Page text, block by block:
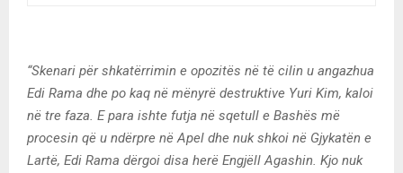
“Skenari për shkatërrimin e opozitës në të cilin u angazhua
Edi Rama dhe po kaq në mënyrë destruktive Yuri Kim, kaloi
në tre faza. E para ishte futja në sqetull e Bashës më
procesin që u ndërpre në Apel dhe nuk shkoi në Gjykatën e
Lartë, Edi Rama dërgoi disa herë Engjëll Agashin. Kjo nuk